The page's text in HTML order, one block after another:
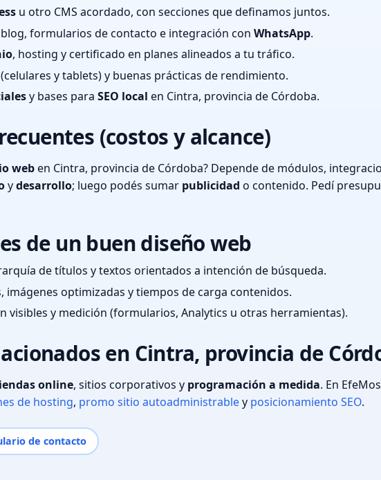
u otro CMS acordado, con secciones que definamos juntos.
formularios de contacto e integración con WhatsApp.
, hosting y certificado en planes alineados a tu tráfico.
(celulares y tablets) y buenas prácticas de rendimiento.
y bases para SEO local en Cintra, provincia de Córdoba.
(costos y alcance)
weben Cintra, provincia de Córdoba? Depende de módulos,
ydesarrollo; luego podés sumar publicidad o contenido. Pedí
de un buen diseño web
de títulos y textos orientados a intención de búsqueda.
imágenes optimizadas y tiempos de carga contenidos.
visibles y medición (formularios, Analytics u otras herramientas).
en Cintra, provincia de
online, sitios corporativos y programación a medida. En
de hosting, promo sitio autoadministrabley posicionamiento SEO.
de contacto